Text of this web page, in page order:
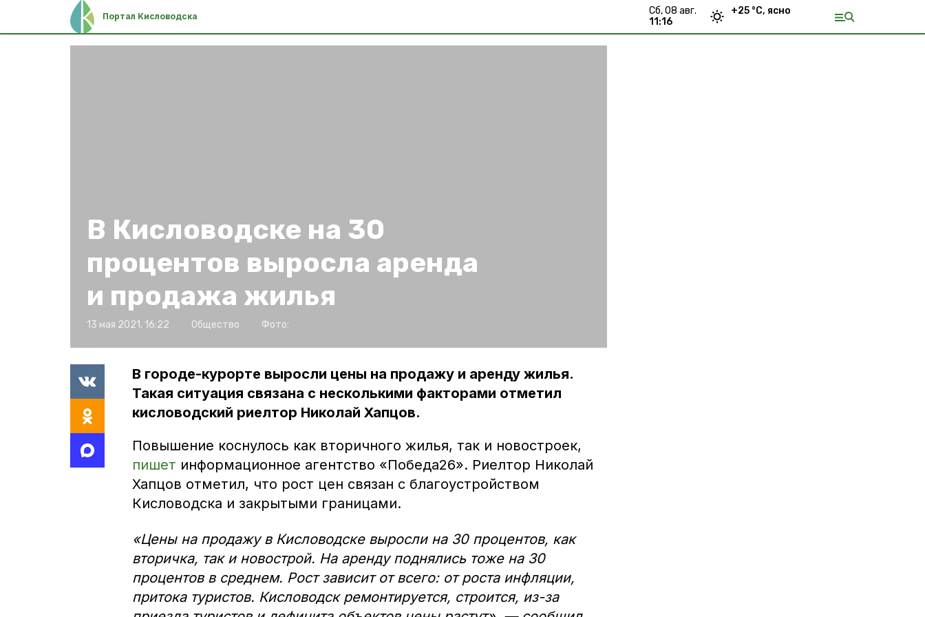
Портал Кисловодска
сб, 08 авг.
11:16
+25 °С, ясно
В Кисловодске на 30
процентов выросла аренда
и продажа жилья
13 мая 2021, 16:22 Общество Фото:
В городе-курорте выросли цены на продажу и аренду жилья.
Такая ситуация связана с несколькими факторами отметил
кисловодский риелтор Николай Хапцов.
Повышение коснулось как вторичного жилья, так и новостроек,
пишет информационное агентство «Победа26». Риелтор Николай
Хапцов отметил, что рост цен связан с благоустройством
Кисловодска и закрытыми границами.
«Цены на продажу в Кисловодске выросли на 30 процентов, как
вторичка, так и новострой. На аренду поднялись тоже на 30
процентов в среднем. Рост зависит от всего: от роста инфляции,
притока туристов. Кисловодск ремонтируется, строится, из-за